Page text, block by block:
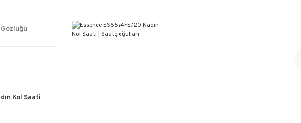
WEB SİTESİNE ÖZEL FİYATLAR
KAÇIRILMAYACAK FIRSATLAR
Kol Saati